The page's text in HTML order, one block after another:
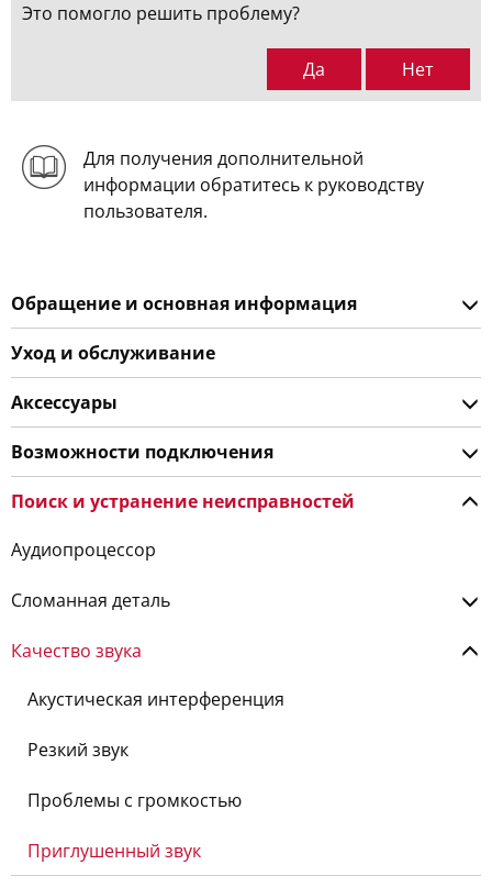
Это помогло решить проблему?
Да Нет
Для получения дополнительной
информации обратитесь к руководству
пользователя.
Обращение и основная информация
Уход и обслуживание
Аксессуары
Возможности подключения
Поиск и устранение неисправностей
Аудиопроцессор
Сломанная деталь
Качество звука
Акустическая интерференция
Резкий звук
Проблемы с громкостью
Приглушенный звук